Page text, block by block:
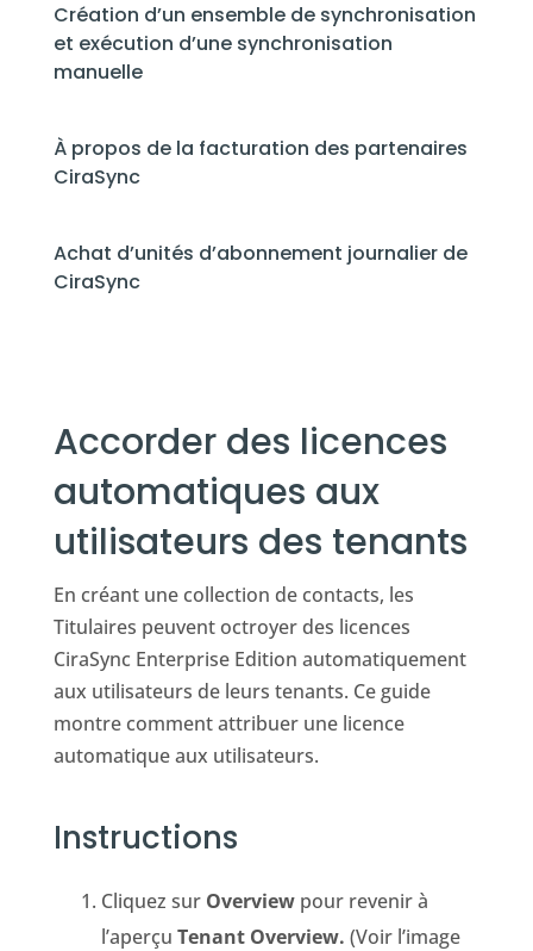
Création d’un ensemble de synchronisation
et exécution d’une synchronisation
manuelle
À propos de la facturation des partenaires
CiraSync
Achat d’unités d’abonnement journalier de
CiraSync
Accorder des licences
automatiques aux
utilisateurs des tenants
En créant une collection de contacts, les
Titulaires peuvent octroyer des licences
CiraSync Enterprise Edition automatiquement
aux utilisateurs de leurs tenants. Ce guide
montre comment attribuer une licence
automatique aux utilisateurs.
Instructions
Cliquez sur Overviewpour revenir à
l’aperçu Tenant Overview. (Voir l’image